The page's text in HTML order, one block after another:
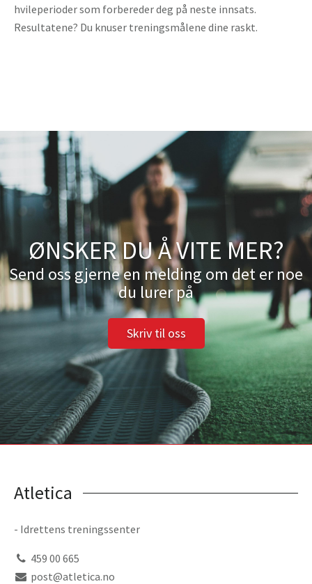
hvileperioder som forbereder deg på neste innsats.
Resultatene? Du knuser treningsmålene dine raskt.
ØNSKER DU Å VITE MER?
Send oss gjerne en melding om det er noe
du lurer på
Skriv til oss
Atletica
- Idrettens treningssenter
459 00 665
post@atletica.no